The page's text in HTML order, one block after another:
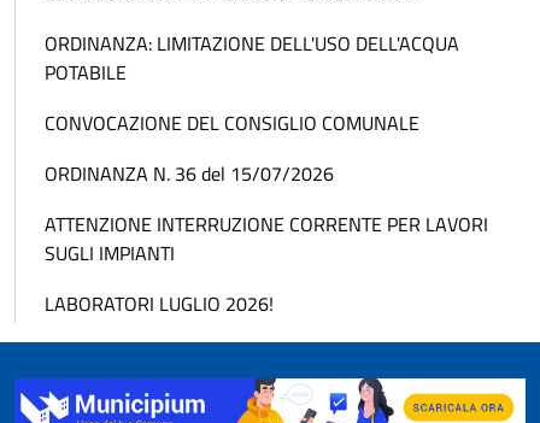
ORDINANZA: LIMITAZIONE DELL'USO DELL'ACQUA
POTABILE
CONVOCAZIONE DEL CONSIGLIO COMUNALE
ORDINANZA N. 36 del 15/07/2026
ATTENZIONE INTERRUZIONE CORRENTE PER LAVORI
SUGLI IMPIANTI
LABORATORI LUGLIO 2026!